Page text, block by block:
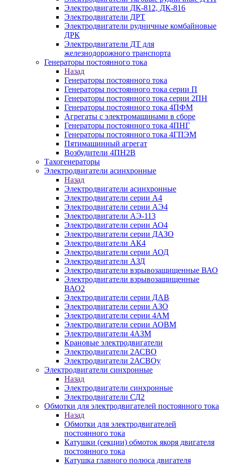
Электродвигатели ДК-812, ДК-816
Электродвигатели ДРТ
Электродвигатели рудничные комбайновые
ДРК
Электродвигатели ДТ для
железнодорожного транспорта
Генераторы постоянного тока
Назад
Генераторы постоянного тока
Генераторы постоянного тока серии П
Генераторы постоянного тока серии 2ПН
Генераторы постоянного тока 4ПФМ
Агрегаты с электромашинами в сборе
Генераторы постоянного тока 4ПНГ
Генераторы постоянного тока 4ГПЭМ
Пятимашинный агрегат
Возбудители 4ПН2В
Тахогенераторы
Электродвигатели асинхронные
Назад
Электродвигатели асинхронные
Электродвигатели серии А4
Электродвигатели серии АЭ4
Электродвигатели АЭ-113
Электродвигатели серии АО4
Электродвигатели серии ДАЗО
Электродвигатели АК4
Электродвигатели серии АОД
Электродвигатели АЗД
Электродвигатели взрывозащищенные ВАО
Электродвигатели взрывозащищенные
ВАО2
Электродвигатели серии ДАВ
Электродвигатели серии АЗО
Электродвигатели серии 4АМ
Электродвигатели серии АОВМ
Электродвигатели 4АЗМ
Крановые электродвигатели
Электродвигатели 2АСВО
Электродвигатели 2АСВОу
Электродвигатели синхронные
Назад
Электродвигатели синхронные
Электродвигатели СД2
Обмотки для электродвигателей постоянного тока
Назад
Обмотки для электродвигателей
постоянного тока
Катушки (секции) обмоток якоря двигателя
постоянного тока
Катушка главного полюса двигателя